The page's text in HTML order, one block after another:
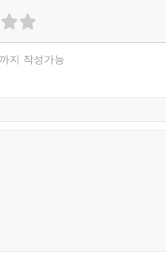
지 작성가능